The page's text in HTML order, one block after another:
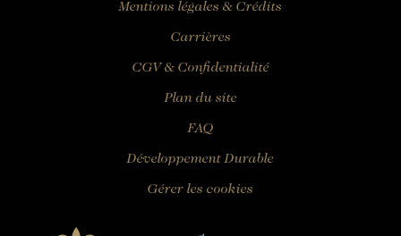
Mentions légales & Crédits
Carrières
CGV & Confidentialité
Plan du site
FAQ
Développement Durable
Gérer les cookies